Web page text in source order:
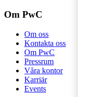
Om PwC
Om oss
Kontakta oss
Om PwC
Pressrum
Våra kontor
Karriär
Events